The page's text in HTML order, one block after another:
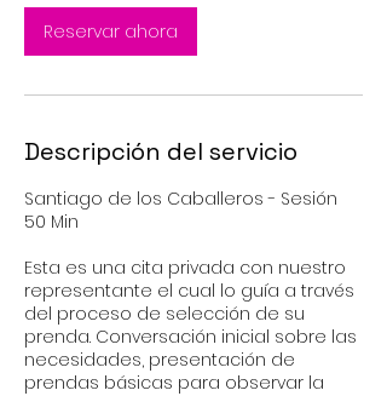
Reservar ahora
Descripción del servicio
Santiago de los Caballeros - Sesión
50 Min
Esta es una cita privada con nuestro
representante el cual lo guía a través
del proceso de selección de su
prenda. Conversación inicial sobre las
necesidades, presentación de
prendas básicas para observar la